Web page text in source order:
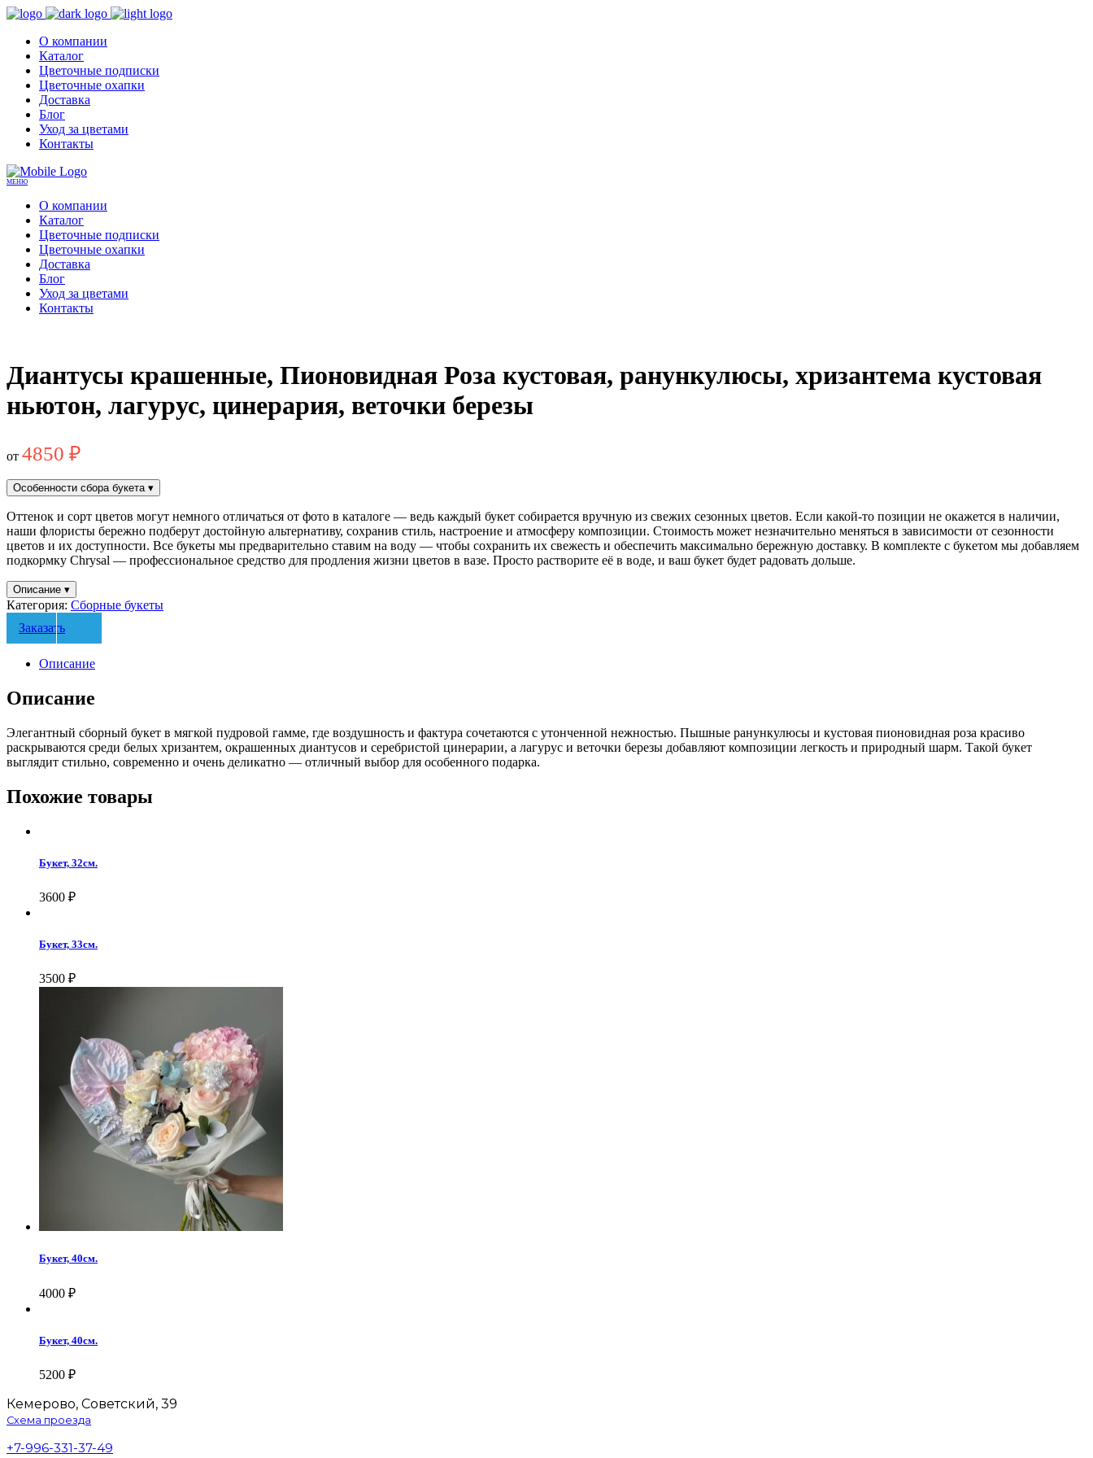
О компании
Каталог
Цветочные подписки
Цветочные охапки
Доставка
Блог
Уход за цветами
Контакты
МЕНЮ
О компании
Каталог
Цветочные подписки
Цветочные охапки
Доставка
Блог
Уход за цветами
Контакты
Диантусы крашенные, Пионовидная Роза кустовая, ранункулюсы, хризантема кустовая
ньютон, лагурус, цинерария, веточки березы
от 4850 ₽
Особенности сбора букета ▾
Оттенок и сорт цветов могут немного отличаться от фото в каталоге — ведь каждый букет собирается вручную из свежих сезонных цветов. Если какой-то позиции не окажется в наличии,
наши флористы бережно подберут достойную альтернативу, сохранив стиль, настроение и атмосферу композиции. Стоимость может незначительно меняться в зависимости от сезонности
цветов и их доступности. Все букеты мы предварительно ставим на воду — чтобы сохранить их свежесть и обеспечить максимально бережную доставку. В комплекте с букетом мы добавляем
подкормку Chrysal — профессиональное средство для продления жизни цветов в вазе. Просто растворите её в воде, и ваш букет будет радовать дольше.
Описание ▾
Категория: Сборные букеты
Заказать
Описание
Описание
Элегантный сборный букет в мягкой пудровой гамме, где воздушность и фактура сочетаются с утонченной нежностью. Пышные ранункулюсы и кустовая пионовидная роза красиво
раскрываются среди белых хризантем, окрашенных диантусов и серебристой цинерарии, а лагурус и веточки березы добавляют композиции легкость и природный шарм. Такой букет
выглядит стильно, современно и очень деликатно — отличный выбор для особенного подарка.
Похожие товары
Букет, 32см.
3600 ₽
Букет, 33см.
3500 ₽
Букет, 40см.
4000 ₽
Букет, 40см.
5200 ₽
Кемерово, Советский, 39
Схема проезда
+7-996-331-37-49